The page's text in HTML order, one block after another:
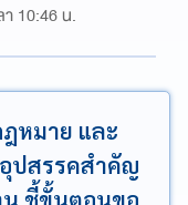
10:46 น.
หมาย และ
ปสรรคสำคัญ